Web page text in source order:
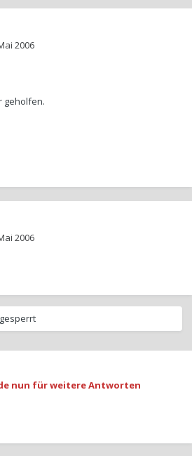
2006
geholfen.
2006
nun für weitere Antworten